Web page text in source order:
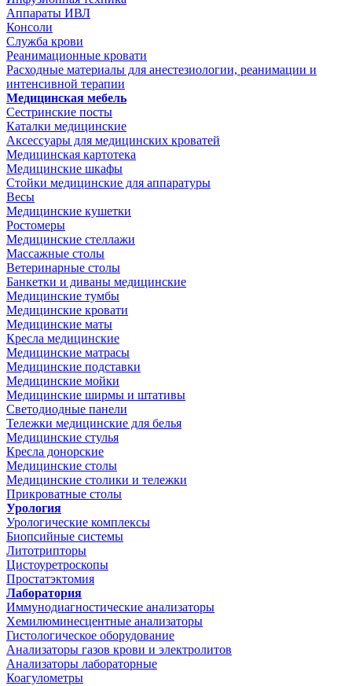
Аппараты ИВЛ
Консоли
Служба крови
Реанимационные кровати
Расходные материалы для анестезиологии, реанимации и
интенсивной терапии
Медицинская мебель
Сестринские посты
Каталки медицинские
Аксессуары для медицинских кроватей
Медицинская картотека
Медицинские шкафы
Стойки медицинские для аппаратуры
Весы
Медицинские кушетки
Ростомеры
Медицинские стеллажи
Массажные столы
Ветеринарные столы
Банкетки и диваны медицинские
Медицинские тумбы
Медицинские кровати
Медицинские маты
Кресла медицинские
Медицинские матрасы
Медицинские подставки
Медицинские мойки
Медицинские ширмы и штативы
Светодиодные панели
Тележки медицинские для белья
Медицинские стулья
Кресла донорские
Медицинские столы
Медицинские столики и тележки
Прикроватные столы
Урология
Урологические комплексы
Биопсийные системы
Литотрипторы
Цистоуретроскопы
Простатэктомия
Лаборатория
Иммунодиагностические анализаторы
Хемилюминесцентные анализаторы
Гистологическое оборудование
Анализаторы газов крови и электролитов
Анализаторы лабораторные
Коагулометры